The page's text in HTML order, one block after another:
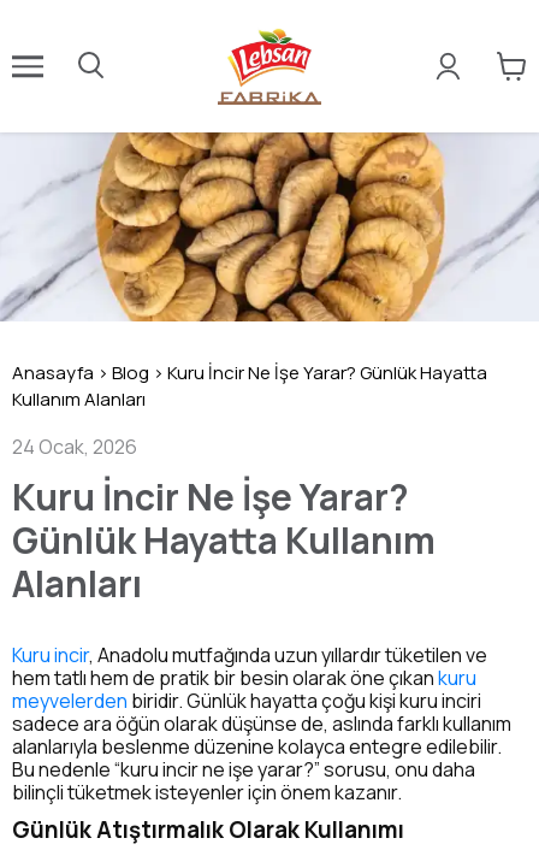
Anasayfa > Blog > Kuru İncir Ne İşe Yarar? Günlük Hayatta
Kullanım Alanları
24 Ocak, 2026
Kuru İncir Ne İşe Yarar?
Günlük Hayatta Kullanım
Alanları
Kuru incir, Anadolu mutfağında uzun yıllardır tüketilen ve
hem tatlı hem de pratik bir besin olarak öne çıkankuru
meyvelerden biridir. Günlük hayatta çoğu kişi kuru inciri
sadece ara öğün olarak düşünse de, aslında farklı kullanım
alanlarıyla beslenme düzenine kolayca entegre edilebilir.
Bu nedenle “kuru incir ne işe yarar?” sorusu, onu daha
bilinçli tüketmek isteyenler için önem kazanır.
Günlük Atıştırmalık Olarak Kullanımı